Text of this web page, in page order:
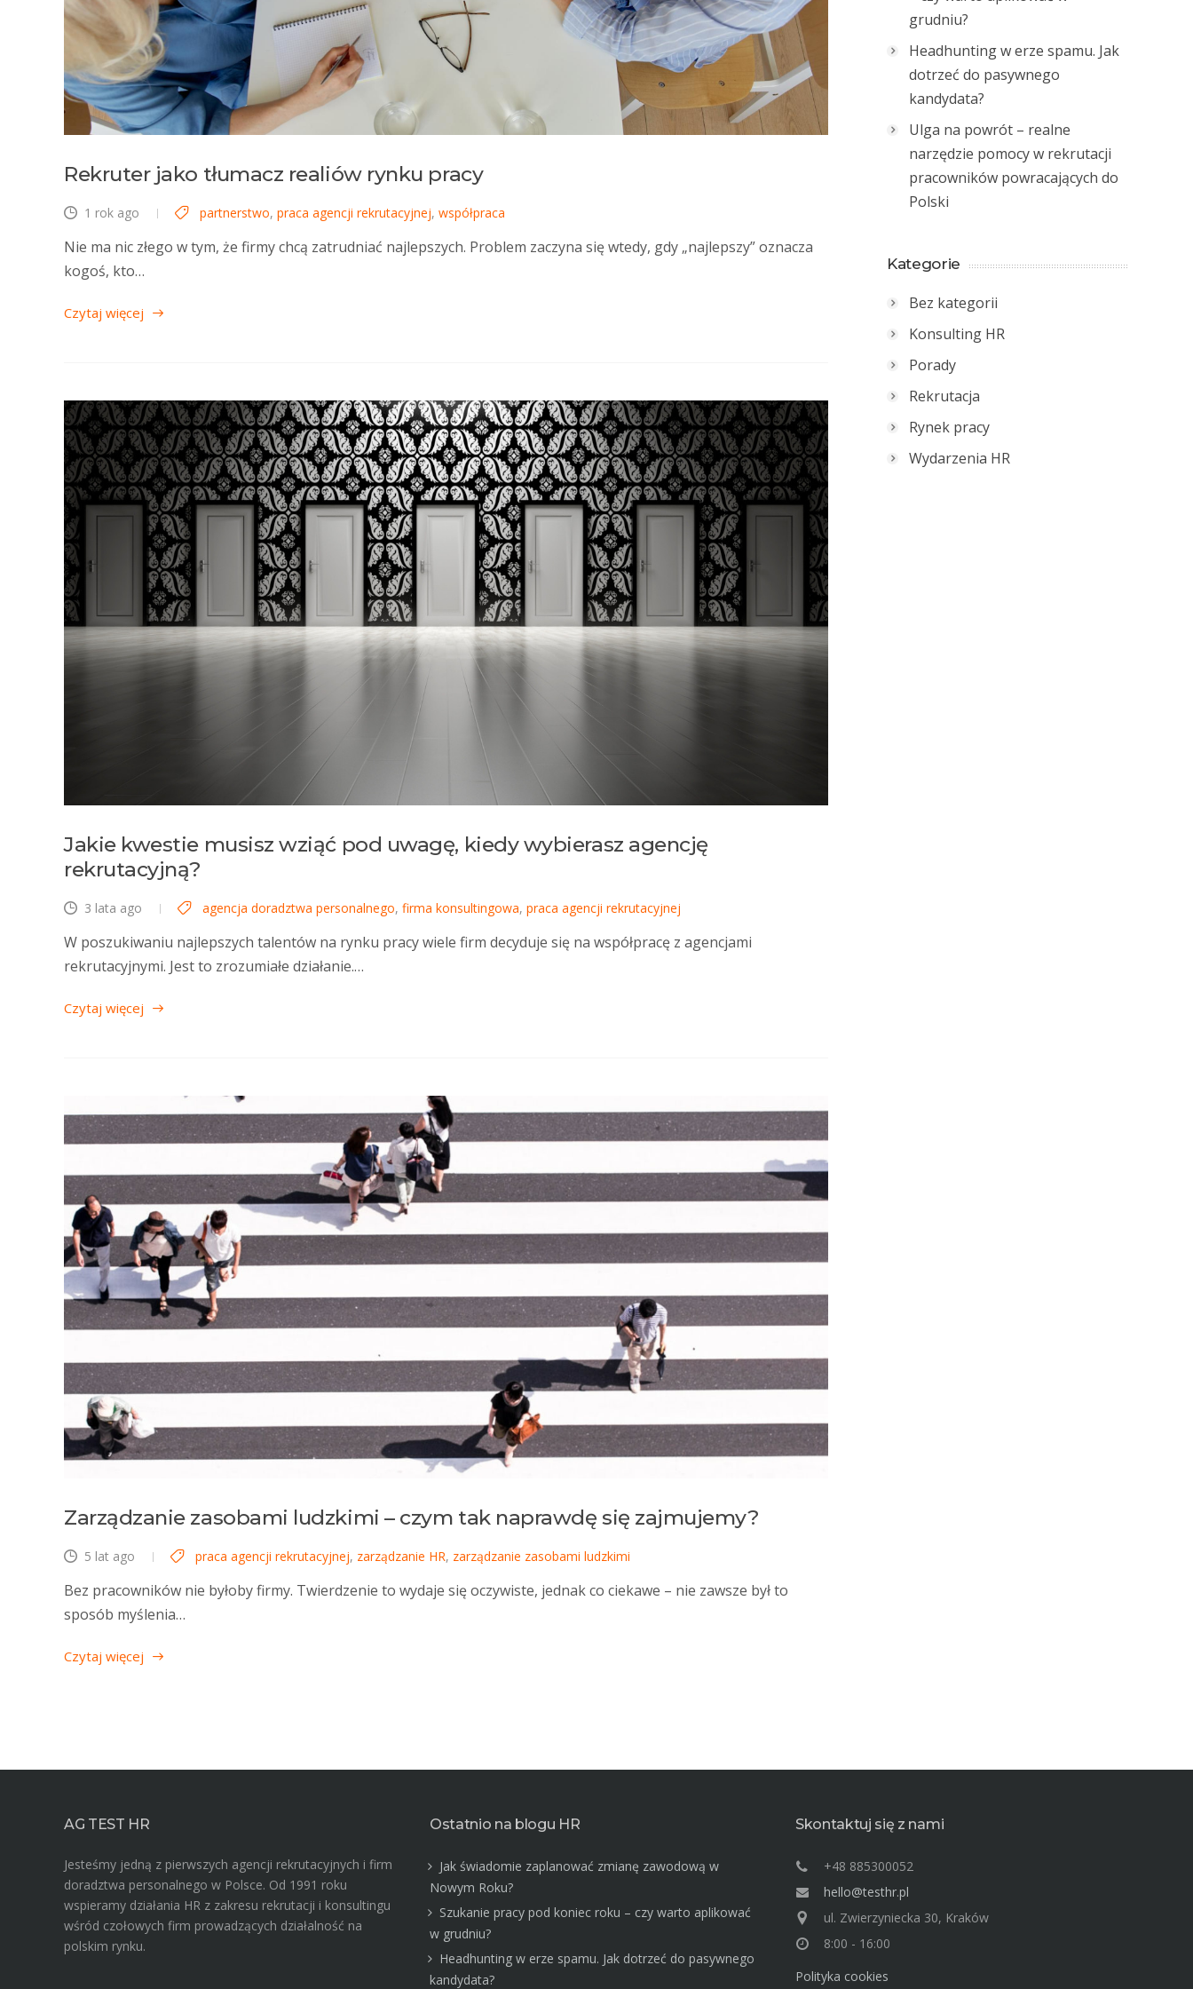
Rekruter jako tłumacz realiów rynku pracy
1 rok ago partnerstwo, praca agencji rekrutacyjnej, współpraca
Nie ma nic złego w tym, że firmy chcą zatrudniać najlepszych. Problem zaczyna się wtedy, gdy „najlepszy” oznacza
kogoś, kto…
Czytaj więcej
Jakie kwestie musisz wziąć pod uwagę, kiedy wybierasz agencję
rekrutacyjną?
3 lata ago agencja doradztwa personalnego, firma konsultingowa, praca agencji rekrutacyjnej
W poszukiwaniu najlepszych talentów na rynku pracy wiele firm decyduje się na współpracę z agencjami
rekrutacyjnymi. Jest to zrozumiałe działanie.…
Czytaj więcej
Zarządzanie zasobami ludzkimi – czym tak naprawdę się zajmujemy?
5 lat ago praca agencji rekrutacyjnej, zarządzanie HR, zarządzanie zasobami ludzkimi
Bez pracowników nie byłoby firmy. Twierdzenie to wydaje się oczywiste, jednak co ciekawe – nie zawsze był to
sposób myślenia…
Czytaj więcej
grudniu?
Headhunting w erze spamu. Jak
dotrzeć do pasywnego
kandydata?
Ulga na powrót – realne
narzędzie pomocy w rekrutacji
pracowników powracających do
Polski
Kategorie
Bez kategorii
Konsulting HR
Porady
Rekrutacja
Rynek pracy
Wydarzenia HR
AG TEST HR
Jesteśmy jedną z pierwszych agencji rekrutacyjnych i firm
doradztwa personalnego w Polsce. Od 1991 roku
wspieramy działania HR z zakresu rekrutacji i konsultingu
wśród czołowych firm prowadzących działalność na
polskim rynku.
Ostatnio na blogu HR
Jak świadomie zaplanować zmianę zawodową w
Nowym Roku?
Szukanie pracy pod koniec roku – czy warto aplikować
w grudniu?
Headhunting w erze spamu. Jak dotrzeć do pasywnego
kandydata?
Skontaktuj się z nami
+48 885300052
hello@testhr.pl
ul. Zwierzyniecka 30, Kraków
8:00 - 16:00
Polityka cookies